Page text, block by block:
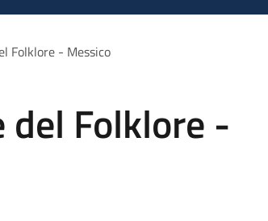
Folklore - Messico
Folklore -